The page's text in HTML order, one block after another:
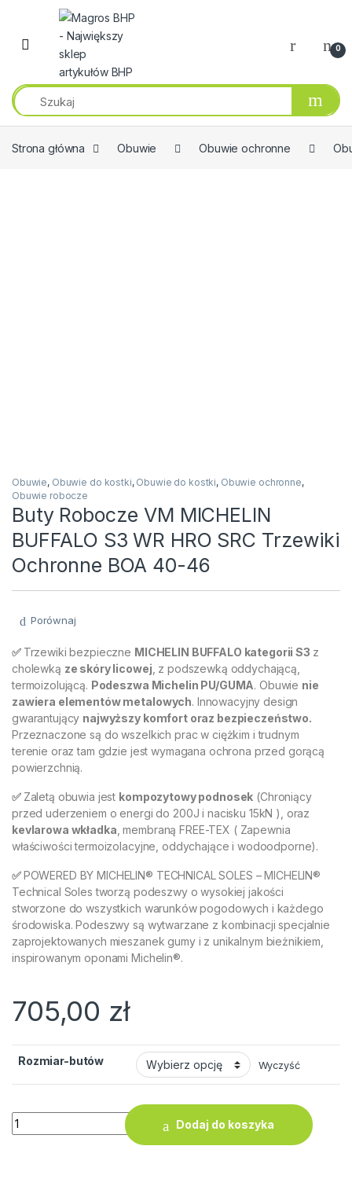
Przejdź do nawigacji
Przeskocz do treści
0
Strona główna Obuwie Obuwie ochronne
Obuwie, Obuwie do kostki, Obuwie do kostki, Obuwie ochronne,
Obuwie robocze
Buty Robocze VM MICHELIN
BUFFALO S3 WR HRO SRC Trzewiki
Ochronne BOA 40-46
Porównaj
✅ Trzewiki bezpieczne MICHELIN BUFFALO kategorii S3 z
cholewką ze skóry licowej , z podszewką oddychającą,
termoizolującą. Podeszwa Michelin PU/GUMA. Obuwie nie
zawiera elementów metalowych. Innowacyjny design
gwarantujący najwyższy komfort oraz bezpieczeństwo.
Przeznaczone są do wszelkich prac w ciężkim i trudnym
terenie oraz tam gdzie jest wymagana ochrona przed gorącą
powierzchnią.
✅ Zaletą obuwia jest kompozytowy podnosek (Chroniący
przed uderzeniem o energi do 200J i nacisku 15kN ), oraz
kevlarowa wkładka , membraną FREE-TEX ( Zapewnia
właściwości termoizolacyjne, oddychające i wodoodporne).
✅POWERED BY MICHELIN® TECHNICAL SOLES – MICHELIN®
Technical Soles tworzą podeszwy o wysokiej jakości
stworzone do wszystkich warunków pogodowych i każdego
środowiska. Podeszwy są wytwarzane z kombinacji specjalnie
zaprojektowanych mieszanek gumy i z unikalnym bieżnikiem,
inspirowanym oponami Michelin®.
705,00 zł
Rozmiar-butów Wyczyść
ilość Buty Robocze VM MICHELIN BUFFALO S3 WR HRO
Dodaj do koszyka